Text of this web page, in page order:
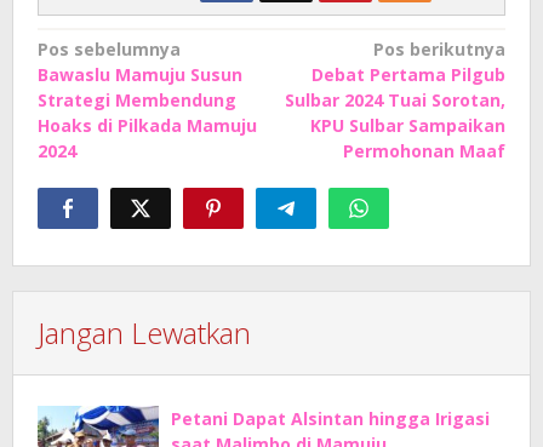
Navigasi
pos
Pos sebelumnya
Bawaslu Mamuju Susun
Strategi Membendung
Hoaks di Pilkada Mamuju
2024
Pos berikutnya
Debat Pertama Pilgub
Sulbar 2024 Tuai Sorotan,
KPU Sulbar Sampaikan
Permohonan Maaf
Jangan Lewatkan
Petani Dapat Alsintan hingga Irigasi